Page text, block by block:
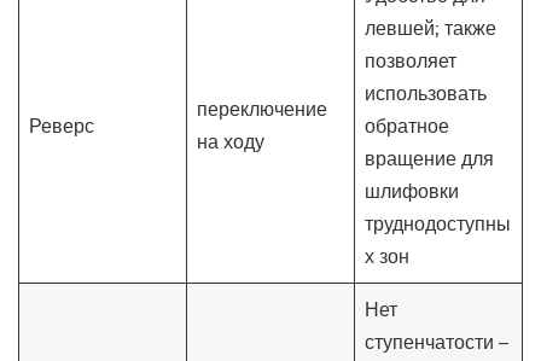
Реверс
переключение
на ходу
левшей; также
позволяет
использовать
обратное
вращение для
шлифовки
труднодоступны
х зон
Нет
ступенчатости –